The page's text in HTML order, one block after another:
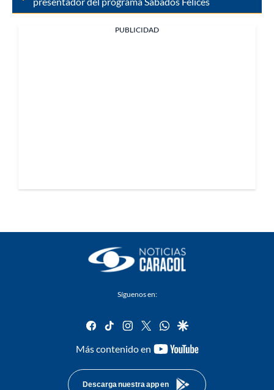
PUBLICIDAD
Síguenos en:
facebook
tiktok instagram
twitterwhatsapp
google
Más contenido en
youtube-
Descarga nuestra app en